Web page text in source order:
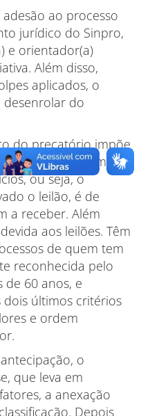
ao processo
jurídico do Sinpro,
e orientador(a)
Além disso,
aplicados, o
do
do precatório impõe
devido, além de
ou seja, o
o leilão, é de
a receber. Além
aos leilões. Têm
de quem tem
reconhecida pelo
de 60 anos, e
dois últimos critérios
e ordem
o
que leva em
a anexação
Depois